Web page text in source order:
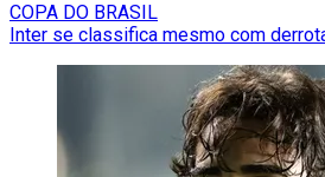
COPA DO BRASIL
Inter se classifica mesmo com